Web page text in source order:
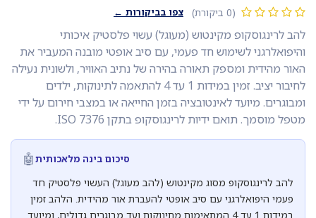
(0 ביקורת) צפו בביקורות ←
להב לרינגוסקופ מקינטוש (מעוגל) עשוי פלסטיק איכותי
והיפואלרגני לשימוש חד פעמי, עם סיב אופטי מובנה המעביר את
האור מהידית ומספק תאורה בהירה של נתיב האוויר, ולשונית נעילה
לחיבור יציב. זמין במידות 1 עד 4 להתאמה לתינוקות, ילדים
ומבוגרים. מיועד לאינטובציה בזמן החייאה או במצבי חירום על ידי
מטפל מוסמך. תואם ידיות לרינגוסקופ בתקן ISO 7376.
סיכום בינה מלאכותית🤖
להב לרינגוסקופ מסוג מקינטוש (להב מעוגל) העשוי פלסטיק חד
פעמי היפואלרגני עם סיב אופטי להעברת אור מהידית. הלהב זמין
במידות 1 עד 4 המתאימות מתינוקות ועד מבוגרים גדולים, ומיועד